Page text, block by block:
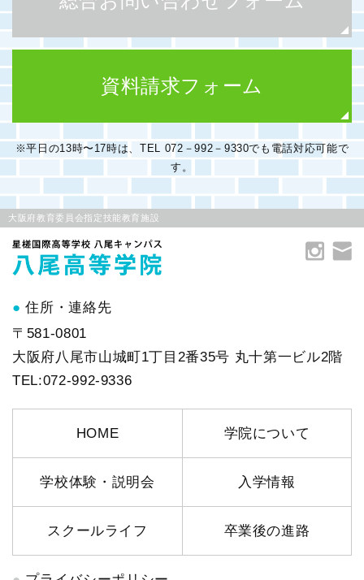
資料請求フォーム
※平日の13時〜17時は、TEL 072－992－9330でも電話対応可能で
す。
大阪府教育委員会指定技能教育施設
住所・連絡先
〒581-0801
大阪府八尾市山城町1丁目2番35号 丸十第一ビル2階
TEL:072-992-9336
HOME 学院について
学校体験・説明会 入学情報
スクールライフ 卒業後の進路